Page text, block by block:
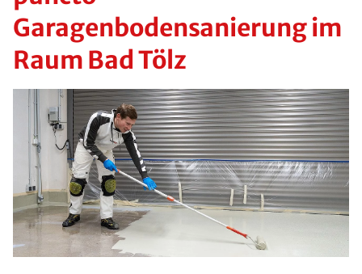
Garagenbodensanierung im
Raum Bad Tölz